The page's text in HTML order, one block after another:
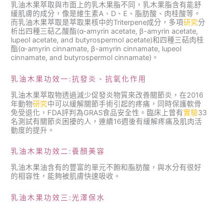
乳油木果萃取與市面上的乳木果脂不同，乳木果脂含有能舒
緩肌膚的成分，像是維生素A、D、E、脂肪酸、肉桂酸等。
而乳油木果萃取是萃取果核中的Triterpene成分，多項研究分
析出四種三萜乙酸酯(α-amyrin acetate, β-amyrin acetate,
lupeol acetate, and butyrospermol acetate)和四種三萜肉桂
酯(α-amyrin cinnamate, β-amyrin cinnamate, lupeol
cinnamate, and butyrospermol cinnamate)。
乳油木果功效一:抗發炎、抗氧化作用
乳油木果萃取物透過減少促發炎物質來改善關節炎，在2016
年動物研究中可以緩解關節手術引起的疼痛，同時保護軟骨
免受退化，FDA評判為GRAS食品安全性。臨床上曾有實驗33
名測試有關節炎困擾的人，連續16週後有緩解疼痛及肌肉活
動度的提升。
乳油木果功效二:養顏美容
乳油木果油含有的豐富的單元不飽和脂肪酸，與水分有很好
的相容性，能夠被肌膚快速吸收。
乳油木果功效三:光澤保水